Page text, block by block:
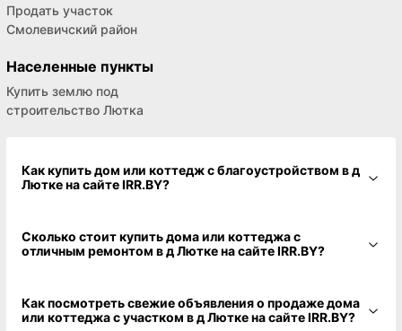
Продать участок
Смолевичский район
Населенные пункты
Купить землю под
строительство Лютка
Как купить дом или коттедж с благоустройством в д
Лютке на сайте IRR.BY?
Сколько стоит купить дома или коттеджа с
отличным ремонтом в д Лютке на сайте IRR.BY?
Как посмотреть свежие объявления о продаже дома
или коттеджа с участком в д Лютке на сайте IRR.BY?